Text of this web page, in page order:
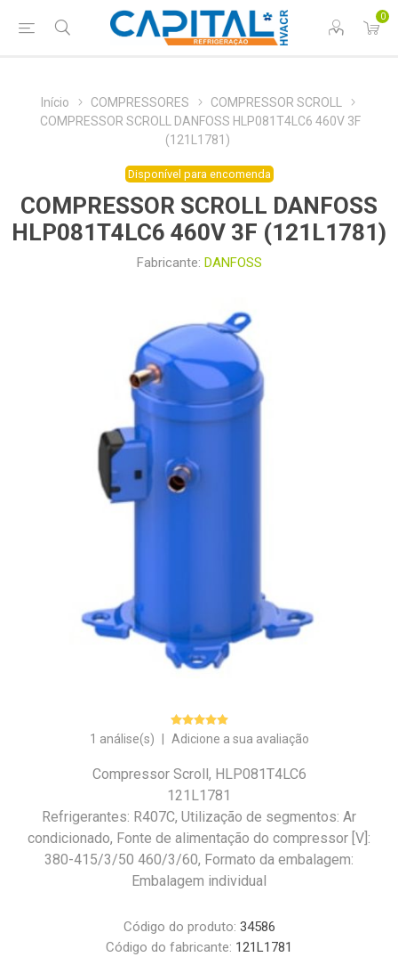
0
Início COMPRESSORES
COMPRESSOR SCROLL
COMPRESSOR SCROLL DANFOSS HLP081T4LC6 460V 3F
(121L1781)
Disponível para encomenda
COMPRESSOR SCROLL DANFOSS
HLP081T4LC6 460V 3F (121L1781)
Fabricante: DANFOSS
1 análise(s) Adicione a sua avaliação
Compressor Scroll, HLP081T4LC6
121L1781
Refrigerantes: R407C, Utilização de segmentos: Ar
condicionado, Fonte de alimentação do compressor [V]:
380-415/3/50 460/3/60, Formato da embalagem:
Embalagem individual
Código do produto: 34586
Código do fabricante: 121L1781